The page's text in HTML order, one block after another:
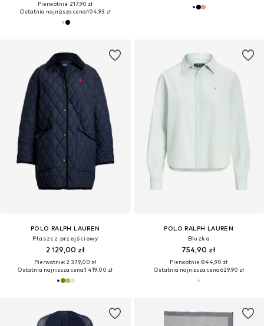
Pierwotnie: 217,90 zł
Ostatnia najniższa cena:104,93 zł
POLO RALPH LAUREN
Płaszcz przejściowy
2 129,00 zł
Pierwotnie: 2 379,00 zł
Ostatnia najniższa cena:1 419,00 zł
POLO RALPH LAUREN
Bluzka
754,90 zł
Pierwotnie: 844,90 zł
Ostatnia najniższa cena:629,90 zł